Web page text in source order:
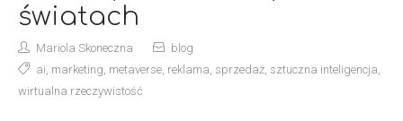
światach
Mariola Skoneczna
blog
ai marketing metaverse, reklama sprzedaż, sztuczna inteligencja
wirtualna rzeczywistość